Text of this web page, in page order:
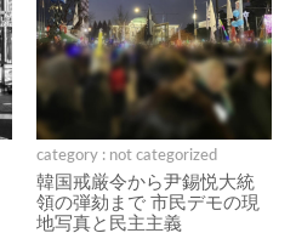
category : not categorized
韓国戒厳令から尹錫悦大統
領の弾劾まで 市民デモの現
地写真と民主主義